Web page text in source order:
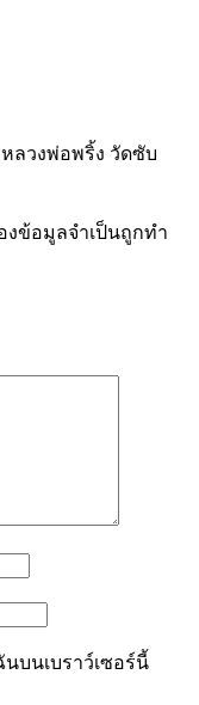
ลวงพ่อพริ้ง วัดซับ
งข้อมูลจำเป็นถูกทำ
บนเบราว์เซอร์นี้